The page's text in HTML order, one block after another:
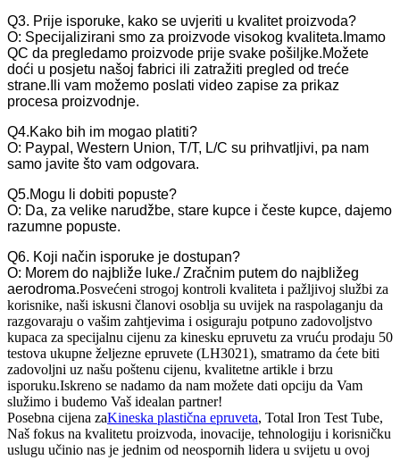
Q3. Prije isporuke, kako se uvjeriti u kvalitet proizvoda?
O: Specijalizirani smo za proizvode visokog kvaliteta.Imamo
QC da pregledamo proizvode prije svake pošiljke.Možete
doći u posjetu našoj fabrici ili zatražiti pregled od treće
strane.Ili vam možemo poslati video zapise za prikaz
procesa proizvodnje.
Q4.Kako bih im mogao platiti?
O: Paypal, Western Union, T/T, L/C su prihvatljivi, pa nam
samo javite što vam odgovara.
Q5.Mogu li dobiti popuste?
O: Da, za velike narudžbe, stare kupce i česte kupce, dajemo
razumne popuste.
Q6. Koji način isporuke je dostupan?
O: Morem do najbliže luke./ Zračnim putem do najbližeg
aerodroma.Posvećeni strogoj kontroli kvaliteta i pažljivoj službi za
korisnike, naši iskusni članovi osoblja su uvijek na raspolaganju da
razgovaraju o vašim zahtjevima i osiguraju potpuno zadovoljstvo
kupaca za specijalnu cijenu za kinesku epruvetu za vruću prodaju 50
testova ukupne željezne epruvete (LH3021), smatramo da ćete biti
zadovoljni uz našu poštenu cijenu, kvalitetne artikle i brzu
isporuku.Iskreno se nadamo da nam možete dati opciju da Vam
služimo i budemo Vaš idealan partner!
Posebna cijena zaKineska plastična epruveta, Total Iron Test Tube,
Naš fokus na kvalitetu proizvoda, inovacije, tehnologiju i korisničku
uslugu učinio nas je jednim od neospornih lidera u svijetu u ovoj